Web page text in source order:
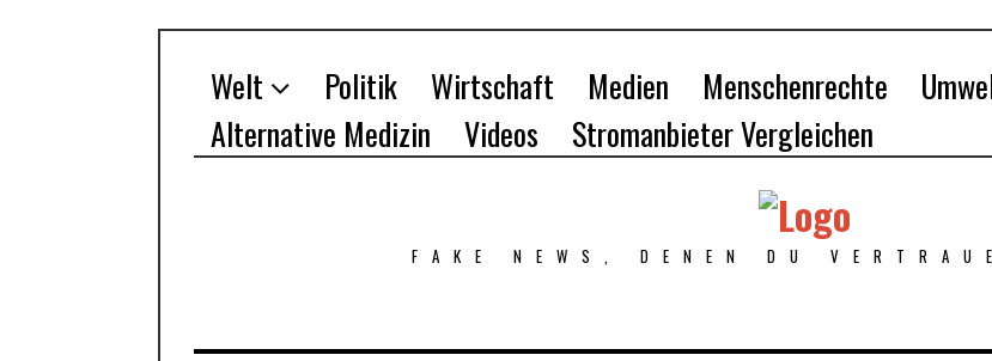
Welt Politik Wirtschaft Medien Menschenrechte
Alternative Medizin
Videos Stromanbieter Vergleichen
FAKE NEWS, DENEN DU